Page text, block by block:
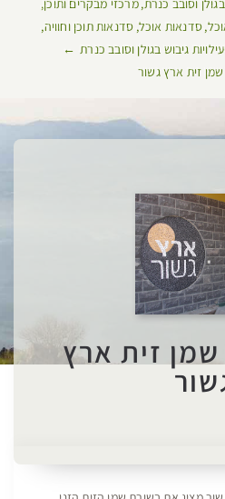
סדנאות אוכל סדנאות תוכן וחוויה
גיבוש בגולן וסובב כנרת
זית ארץ גשור
זית ארץ